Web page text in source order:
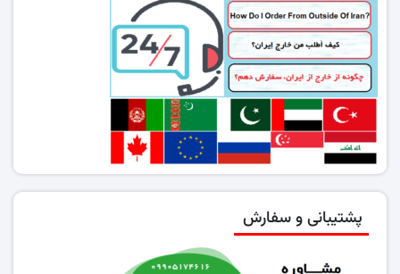
پشتیبانی و سفارش